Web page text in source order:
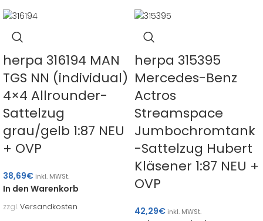
herpa 316194 MAN
TGS NN (individual)
4×4 Allrounder-
Sattelzug
grau/gelb 1:87 NEU
+ OVP
38,69€ inkl. MWSt.
In den Warenkorb
zzgl.Versandkosten
herpa 315395
Mercedes-Benz
Actros
Streamspace
Jumbochromtank
-Sattelzug Hubert
Kläsener 1:87 NEU +
OVP
42,29€ inkl. MWSt.